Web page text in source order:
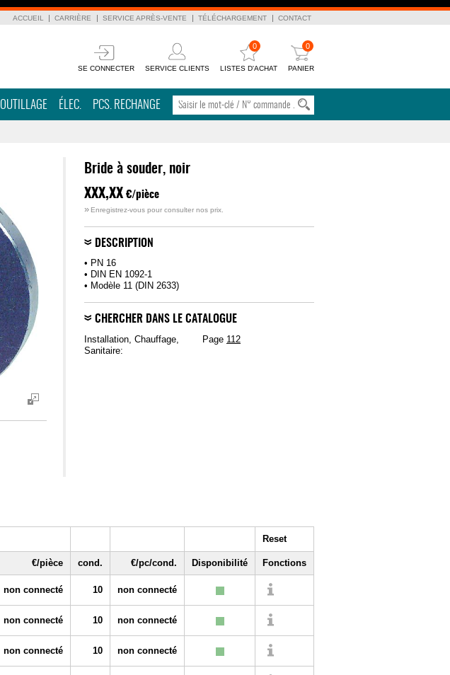
ACCUEIL CARRIÈRE SERVICE APRÈS-VENTE TÉLÉCHARGEMENT CONTACT
SE CONNECTER SERVICE CLIENTS
0
LISTES D'ACHAT
0
PANIER
OUTILLAGE ÉLEC. PCS. RECHANGE
Bride à souder, noir
XXX,XX €/pièce
» Enregistrez-vous pour consulter nos prix.
DESCRIPTION
• PN 16
• DIN EN 1092-1
• Modèle 11 (DIN 2633)
CHERCHER DANS LE CATALOGUE
Installation, Chauffage,
Sanitaire:
Page 112
Reset
€/pièce cond. €/pc/cond. Disponibilité Fonctions
non connecté 10 non connecté
non connecté 10 non connecté
non connecté 10 non connecté